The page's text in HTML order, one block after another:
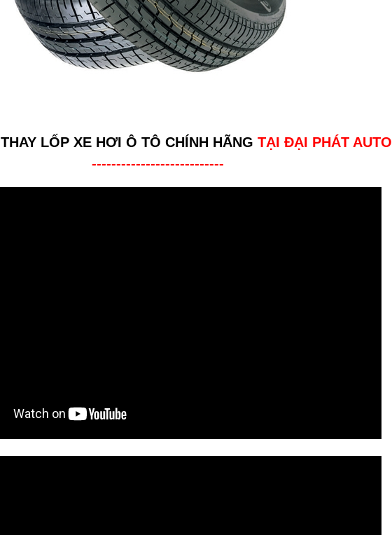
THAY LỐP XE HƠI Ô TÔ CHÍNH HÃNG TẠI ĐẠI PHÁT AUTO
---------------------------